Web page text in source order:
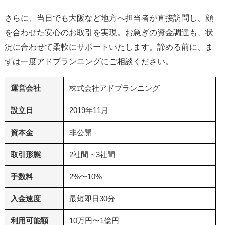
さらに、当日でも大阪など地方へ担当者が直接訪問し、顔
を合わせた安心のお取引を実現。お急ぎの資金調達も、状
況に合わせて柔軟にサポートいたします。諦める前に、ま
ずは一度アドプランニングにご相談ください。
運営会社 株式会社アドプランニング
設立日 2019年11月
資本金 非公開
取引形態 2社間・3社間
手数料 2%〜10%
入金速度 最短即日30分
利用可能額 10万円〜1億円